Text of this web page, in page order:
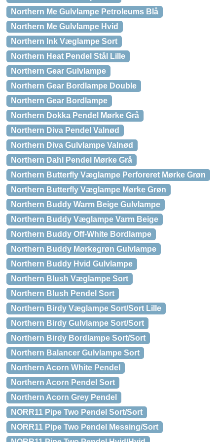
Northern Me Gulvlampe Petroleums Blå
Northern Me Gulvlampe Hvid
Northern Ink Væglampe Sort
Northern Heat Pendel Stål Lille
Northern Gear Gulvlampe
Northern Gear Bordlampe Double
Northern Gear Bordlampe
Northern Dokka Pendel Mørke Grå
Northern Diva Pendel Valnød
Northern Diva Gulvlampe Valnød
Northern Dahl Pendel Mørke Grå
Northern Butterfly Væglampe Perforeret Mørke Grøn
Northern Butterfly Væglampe Mørke Grøn
Northern Buddy Warm Beige Gulvlampe
Northern Buddy Væglampe Varm Beige
Northern Buddy Off-White Bordlampe
Northern Buddy Mørkegrøn Gulvlampe
Northern Buddy Hvid Gulvlampe
Northern Blush Væglampe Sort
Northern Blush Pendel Sort
Northern Birdy Væglampe Sort/Sort Lille
Northern Birdy Gulvlampe Sort/Sort
Northern Birdy Bordlampe Sort/Sort
Northern Balancer Gulvlampe Sort
Northern Acorn White Pendel
Northern Acorn Pendel Sort
Northern Acorn Grey Pendel
NORR11 Pipe Two Pendel Sort/Sort
NORR11 Pipe Two Pendel Messing/Sort